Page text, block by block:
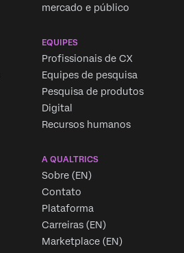
mercado e público
EQUIPES
Profissionais de CX
Equipes de pesquisa
Pesquisa de produtos
Digital
Recursos humanos
A QUALTRICS
Sobre (EN)
Contato
Plataforma
Carreiras (EN)
Marketplace (EN)